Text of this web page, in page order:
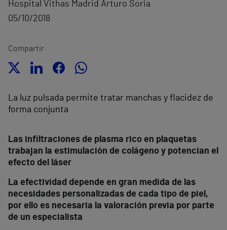
Hospital Vithas Madrid Arturo Soria
05/10/2018
Compartir
La luz pulsada permite tratar manchas y flacidez de
forma conjunta
Las infiltraciones de plasma rico en plaquetas
trabajan la estimulación de colágeno y potencian el
efecto del láser
La efectividad depende en gran medida de las
necesidades personalizadas de cada tipo de piel,
por ello es necesaria la valoración previa por parte
de un especialista